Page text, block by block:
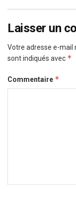
Laisser un
Votre adresse e-mail
sont indiqués avec *
Commentaire *